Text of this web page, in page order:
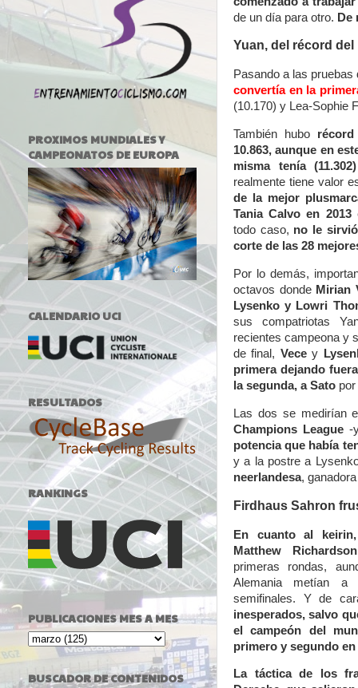
de un día para otro. De
Yuan, del récord
Pasando a las
convertía en la
(10.170) y Lea-Sophie
También hubo
10.863, aunque en
misma tenía
realmente tiene valor
de la mejor
Tania Calvo en 2013
todo caso, no le
corte de las 28
Por lo demás,
octavos donde Mirian
Lysenko y Lowri
sus compatriotas
recientes campeona y
de final, Vecey
primera dejando
la segunda, a Sato
Las dos se medirían
Champions League -
potencia que había
y a la postre a
neerlandesa,
Firdhaus Sahron
En cuanto al
Matthew Richardson
primeras rondas,
Alemania metían a
semifinales. Y de
inesperados, salvo
el campeón del
primero y segundo
La táctica de los
PROXIMOS MUNDIALES Y
CAMPEONATOS DE EUROPA
CALENDARIO UCI
RESULTADOS
RANKINGS
PUBLICACIONES MES A MES
BUSCADOR DE CONTENIDOS